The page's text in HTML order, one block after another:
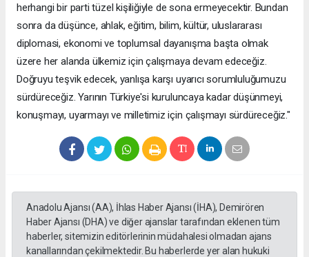
herhangi bir parti tüzel kişiliğiyle de sona ermeyecektir. Bundan
sonra da düşünce, ahlak, eğitim, bilim, kültür, uluslararası
diplomasi, ekonomi ve toplumsal dayanışma başta olmak
üzere her alanda ülkemiz için çalışmaya devam edeceğiz.
Doğruyu teşvik edecek, yanlışa karşı uyarıcı sorumluluğumuzu
sürdüreceğiz. Yarının Türkiye'si kuruluncaya kadar düşünmeyi,
konuşmayı, uyarmayı ve milletimiz için çalışmayı sürdüreceğiz."
Anadolu Ajansı (AA), İhlas Haber Ajansı (İHA), Demirören
Haber Ajansı (DHA) ve diğer ajanslar tarafından eklenen tüm
haberler, sitemizin editörlerinin müdahalesi olmadan ajans
kanallarından çekilmektedir. Bu haberlerde yer alan hukuki